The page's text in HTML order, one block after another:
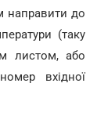
направити до
(таку
листом, або
вхідної